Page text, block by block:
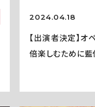
2024.04.18
【出演者決定】オ
倍楽しむために